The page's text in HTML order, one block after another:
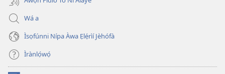
Wá a
Ìsọfúnni Nípa Àwa Ẹlẹ́rìí Jèhófà
Ìrànlọ́wọ́